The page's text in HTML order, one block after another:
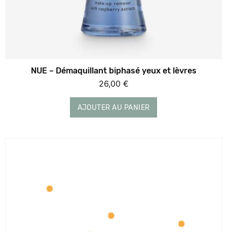
NUE – Démaquillant biphasé yeux et lèvres
26,00 €
AJOUTER AU PANIER